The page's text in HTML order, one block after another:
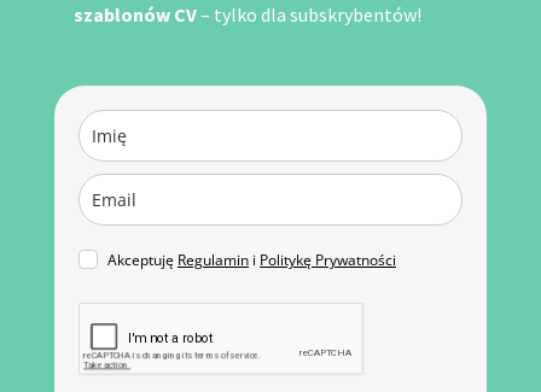
szablonów CV– tylko dla subskrybentów!
Akceptuję Regulamini Politykę Prywatności